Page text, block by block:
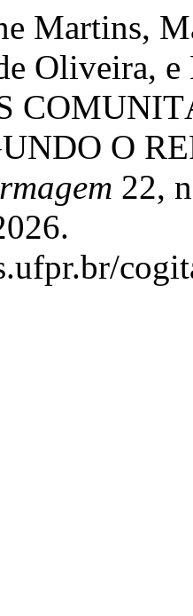
Martins,
Oliveira,
O
22,